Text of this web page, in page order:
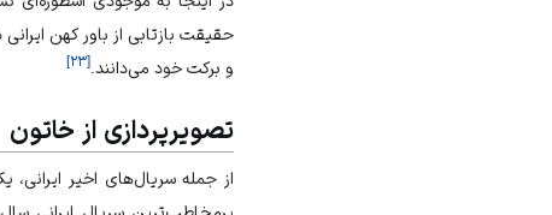
حقیقت بازتابی از باور کهن
و برکت خود می‌دانند. [۲۳]
تصویرپردازی از خاتون